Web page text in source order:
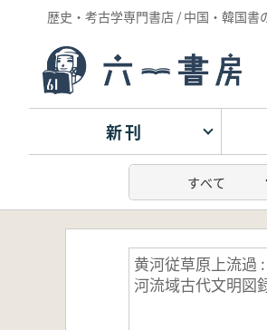
歴史・考古学専門書店 / 中国・韓国書
新刊
黄河従草原上流過
河流域古代文明図